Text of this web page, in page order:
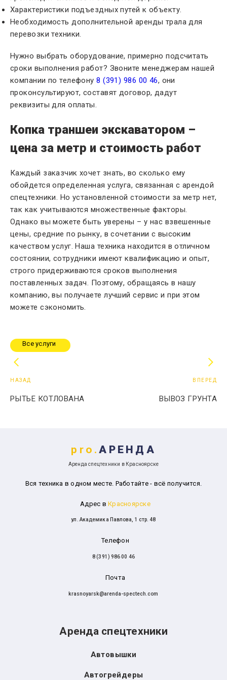
НАЗАД
РЫТЬЕ КОТЛОВАНА
Характеристики подъездных путей к объекту.
Необходимость дополнительной аренды трала для
перевозки техники.
Нужно выбрать оборудование, примерно подсчитать
сроки выполнения работ? Звоните менеджерам нашей
компании по телефону8 (391) 986 00 46, они
проконсультируют, составят договор, дадут
реквизиты для оплаты.
Копка траншеи экскаватором –
цена за метр и стоимость работ
Каждый заказчик хочет знать, во сколько ему
обойдется определенная услуга, связанная с арендой
спецтехники. Но установленной стоимости за метр нет,
так как учитываются множественные факторы.
Однако вы можете быть уверены – у нас взвешенные
цены, средние по рынку, в сочетании с высоким
качеством услуг. Наша техника находится в отличном
состоянии, сотрудники имеют квалификацию и опыт,
строго придерживаются сроков выполнения
поставленных задач. Поэтому, обращаясь в нашу
компанию, вы получаете лучший сервис и при этом
можете сэкономить.
Все услуги
ВПЕРЕД
ВЫВОЗ ГРУНТА
pro.АРЕНДА
Аренда спецтехники в Красноярске
Вся техника в одном месте. Работайте - всё получится.
Адрес вКрасноярске
ул. Академика Павлова, 1 стр. 48
Телефон
8 (391) 986 00 46
Почта
krasnoyarsk@arenda-spectech.com
Аренда спецтехники
Автовышки
Автогрейдеры